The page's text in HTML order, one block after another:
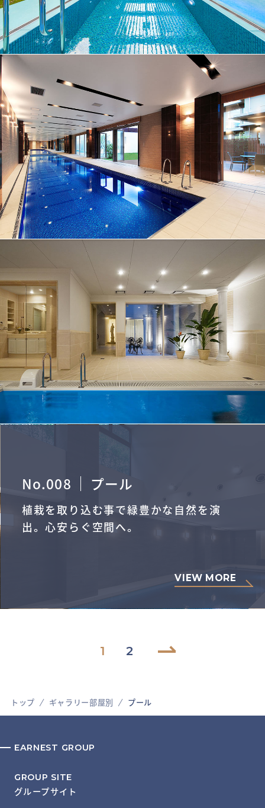
トップ ギャラリー部屋別 プール
No.010 プール
No.009 プール
No.008 プール
植栽を取り込む事で緑豊かな自然を演
出。心安らぐ空間へ。
VIEW MORE
1 2 NEXT
EARNEST GROUP
GROUP SITE
グループサイト